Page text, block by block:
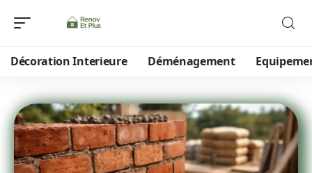
Décoration Interieure Déménagement